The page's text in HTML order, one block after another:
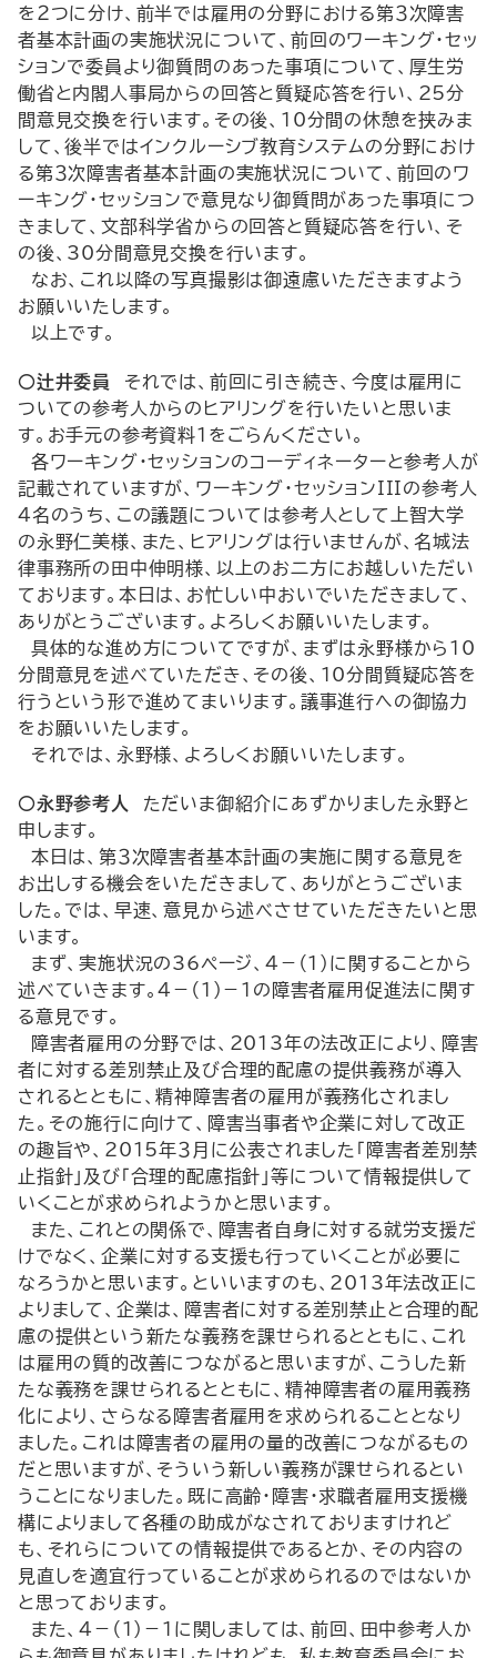
を２つに分け、前半では雇用の分野における第３次障害
者基本計画の実施状況について、前回のワーキング・セッ
ションで委員より御質問のあった事項について、厚生労
働省と内閣人事局からの回答と質疑応答を行い、25分
間意見交換を行います。その後、10分間の休憩を挟みま
して、後半ではインクルーシブ教育システムの分野におけ
る第３次障害者基本計画の実施状況について、前回のワ
ーキング・セッションで意見なり御質問があった事項につ
きまして、文部科学省からの回答と質疑応答を行い、そ
の後、30分間意見交換を行います。
なお、これ以降の写真撮影は御遠慮いただきますよう
お願いいたします。
以上です。
○辻井委員
それでは、前回に引き続き、今度は雇用に
ついての参考人からのヒアリングを行いたいと思いま
す。お手元の参考資料１をごらんください。
各ワーキング・セッションのコーディネーターと参考人が
記載されていますが、ワーキング・セッションIIIの参考人
４名のうち、この議題については参考人として上智大学
の永野仁美様、また、ヒアリングは行いませんが、名城法
律事務所の田中伸明様、以上のお二方にお越しいただい
ております。本日は、お忙しい中おいでいただきまして、
ありがとうございます。よろしくお願いいたします。
具体的な進め方についてですが、まずは永野様から10
分間意見を述べていただき、その後、10分間質疑応答を
行うという形で進めてまいります。議事進行への御協力
をお願いいたします。
それでは、永野様、よろしくお願いいたします。
○永野参考人
ただいま御紹介にあずかりました永野と
申します。
本日は、第３次障害者基本計画の実施に関する意見を
お出しする機会をいただきまして、ありがとうございま
した。では、早速、意見から述べさせていただきたいと思
います。
まず、実施状況の36ページ、４－（１）に関することから
述べていきます。４－（１）－１の障害者雇用促進法に関す
る意見です。
障害者雇用の分野では、2013年の法改正により、障害
者に対する差別禁止及び合理的配慮の提供義務が導入
されるとともに、精神障害者の雇用が義務化されまし
た。その施行に向けて、障害当事者や企業に対して改正
の趣旨や、2015年３月に公表されました「障害者差別禁
止指針」及び「合理的配慮指針」等について情報提供して
いくことが求められようかと思います。
また、これとの関係で、障害者自身に対する就労支援だ
けでなく、企業に対する支援も行っていくことが必要に
なろうかと思います。といいますのも、2013年法改正に
よりまして、企業は、障害者に対する差別禁止と合理的配
慮の提供という新たな義務を課せられるとともに、これ
は雇用の質的改善につながると思いますが、こうした新
たな義務を課せられるとともに、精神障害者の雇用義務
化により、さらなる障害者雇用を求められることとなり
ました。これは障害者の雇用の量的改善につながるもの
だと思いますが、そういう新しい義務が課せられるとい
うことになりました。既に高齢・障害・求職者雇用支援機
構によりまして各種の助成がなされておりますけれど
も、それらについての情報提供であるとか、その内容の
見直しを適宜行っていることが求められるのではないか
と思っております。
また、４－（１）－１に関しましては、前回、田中参考人か